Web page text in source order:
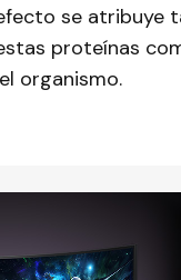
se atribuye
proteínas
organismo.